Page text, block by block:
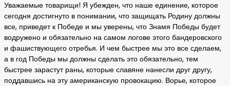
Уважаемые товарищи! Я убежден, что наше единение, которое
сегодня достигнуто в понимании, что защищать Родину должны
все, приведет к Победе и мы уверены, что Знамя Победы будет
водружено и обязательно на самом логове этого бандеровского
и фашиствующего отребья. И чем быстрее мы это все сделаем,
а в год Победы мы должны сделать это обязательно, тем
быстрее зарастут раны, которые славяне нанесли друг другу,
поддавшись на эту американскую провокацию. Ворье, которое